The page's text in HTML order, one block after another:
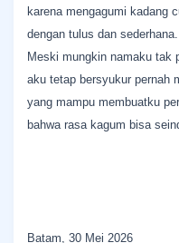
karena mengagumi kadang
dengan tulus dan sederhana.
Meski mungkin namaku tak
aku tetap bersyukur pernah
yang mampu membuatku
bahwa rasa kagum bisa
Batam, 30 Mei 2026